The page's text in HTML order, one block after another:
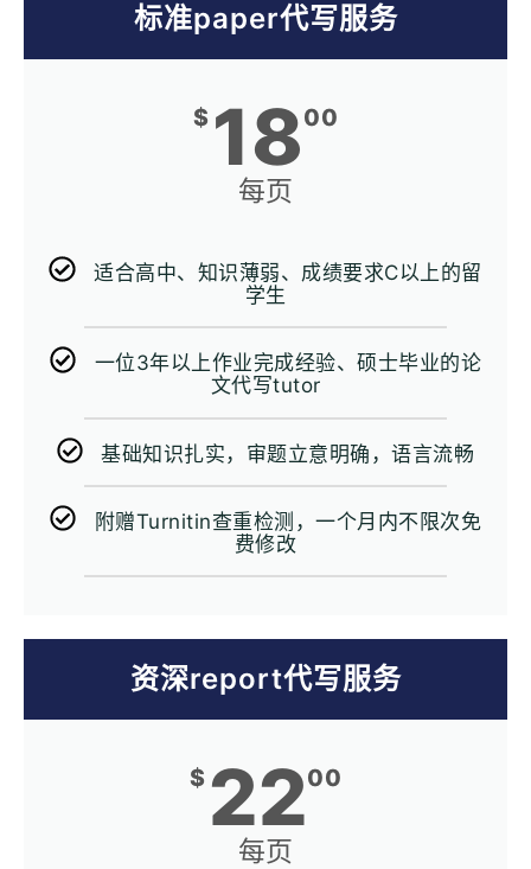
标准paper代写服务
$ 1800
每页
适合高中、知识薄弱、成绩要求C以上的留
学生
一位3年以上作业完成经验、硕士毕业的论
文代写tutor
基础知识扎实，审题立意明确，语言流畅
附赠Turnitin查重检测，一个月内不限次免
费修改
资深report代写服务
$ 2200
每页